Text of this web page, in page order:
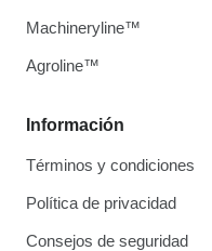
Información
Términos y condiciones
Política de privacidad
Consejos de seguridad
Machineryline™
Agroline™